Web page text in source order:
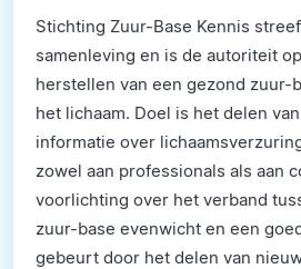
Stichting Zuur-Base Kennis
samenleving en is de autoriteit
herstellen van een gezond zuur-
het lichaam. Doel is het delen
informatie over
zowel aan professionals als aan
voorlichting over het verband
zuur-base evenwicht en een
gebeurt door het delen van